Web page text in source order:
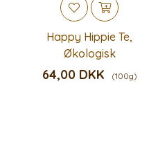
Happy Hippie Te,
Økologisk
64,00 DKK (100g)